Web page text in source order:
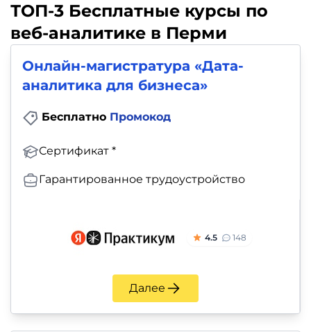
ТОП-3 Бесплатные курсы по
веб-аналитике в Перми
Онлайн-магистратура «Дата-
аналитика для бизнеса»
Бесплатно Промокод
Сертификат *
Гарантированное трудоустройство
4.5 148
Далее